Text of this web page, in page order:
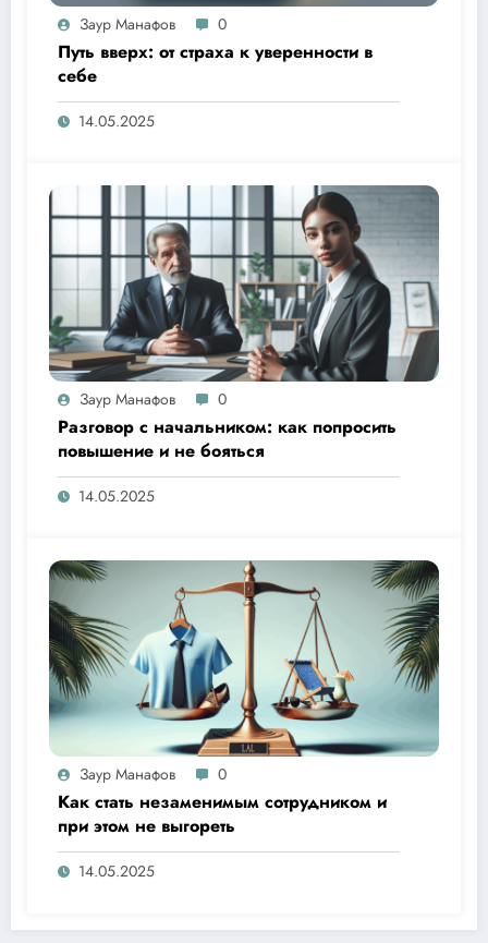
Заур Манафов 0
Путь вверх: от страха к уверенности в
себе
14.05.2025
Заур Манафов 0
Разговор с начальником: как попросить
повышение и не бояться
14.05.2025
Заур Манафов 0
Как стать незаменимым сотрудником и
при этом не выгореть
14.05.2025